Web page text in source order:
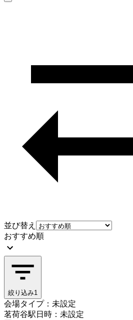
並び替え
おすすめ順
絞り込み1
会場タイプ：未設定
茗荷谷駅日時：未設定